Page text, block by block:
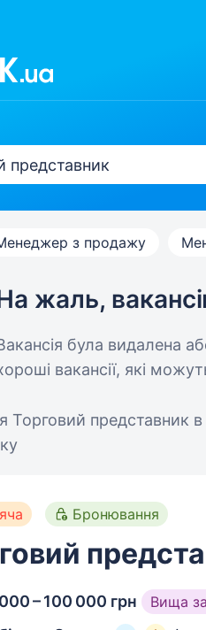
з продажу
жаль,
була видалена
вакансії, які
Торговий представник в
Бронювання
– 100 000 грн Вища